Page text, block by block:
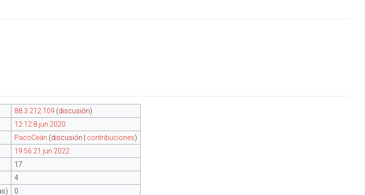
88.3.212.109 (discusión)
12:12 8 jun 2020
PacoCeán (discusión contribuciones)
19:56 21 jun 2022
17
4
0